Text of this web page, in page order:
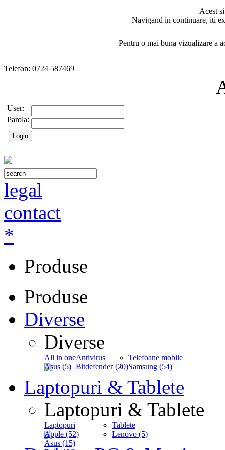
Acest
Navigand in continuare, iti
Pentru o mai buna vizualizare a
Telefon: 0724 587469
User:
Parola:
legal
contact
*
Produse
Produse
Diverse
Diverse
All in one
Asus (5)
Antivirus
Bitdefender (20)
Telefoane mobile
Samsung (54)
Laptopuri & Tablete
Laptopuri & Tablete
Laptopuri
Apple (52)
Asus (15)
Tablete
Lenovo (5)